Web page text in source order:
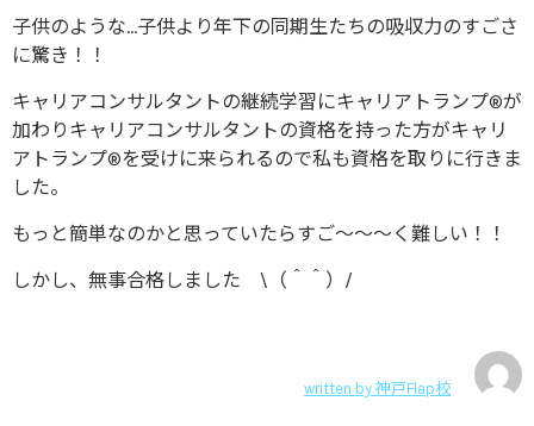
子供のような…子供より年下の同期生たちの吸収力のすごさ
に驚き！！
キャリアコンサルタントの継続学習にキャリアトランプ®が
加わりキャリアコンサルタントの資格を持った方がキャリ
アトランプ®を受けに来られるので私も資格を取りに行きま
した。
もっと簡単なのかと思っていたらすご～～～く難しい！！
しかし、無事合格しました \（＾＾）/
written by 神戸Flap校